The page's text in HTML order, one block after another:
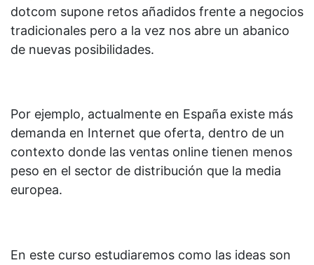
dotcom supone retos añadidos frente a negocios
tradicionales pero a la vez nos abre un abanico
de nuevas posibilidades.
Por ejemplo, actualmente en España existe más
demanda en Internet que oferta, dentro de un
contexto donde las ventas online tienen menos
peso en el sector de distribución que la media
europea.
En este curso estudiaremos como las ideas son